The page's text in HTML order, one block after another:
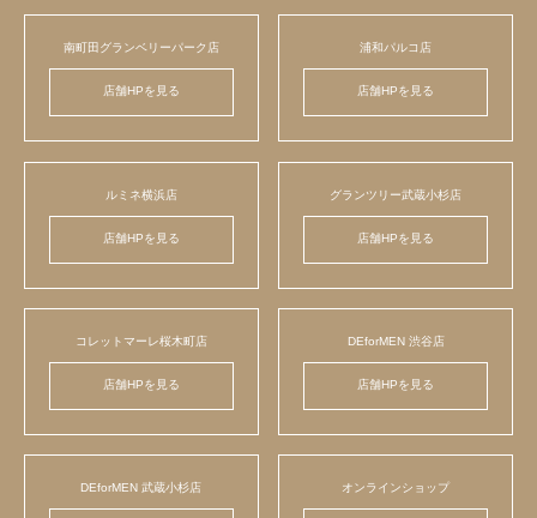
南町田グランベリーパーク店
店舗HPを見る
浦和パルコ店
店舗HPを見る
ルミネ横浜店
店舗HPを見る
グランツリー武蔵小杉店
店舗HPを見る
コレットマーレ桜木町店
店舗HPを見る
DEforMEN 渋谷店
店舗HPを見る
DEforMEN 武蔵小杉店 オンラインショップ